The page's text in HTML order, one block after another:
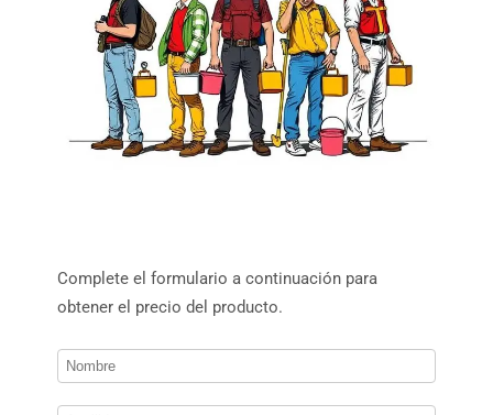
Complete el formulario a continuación para
obtener el precio del producto.